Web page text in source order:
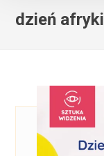
dzień afryki